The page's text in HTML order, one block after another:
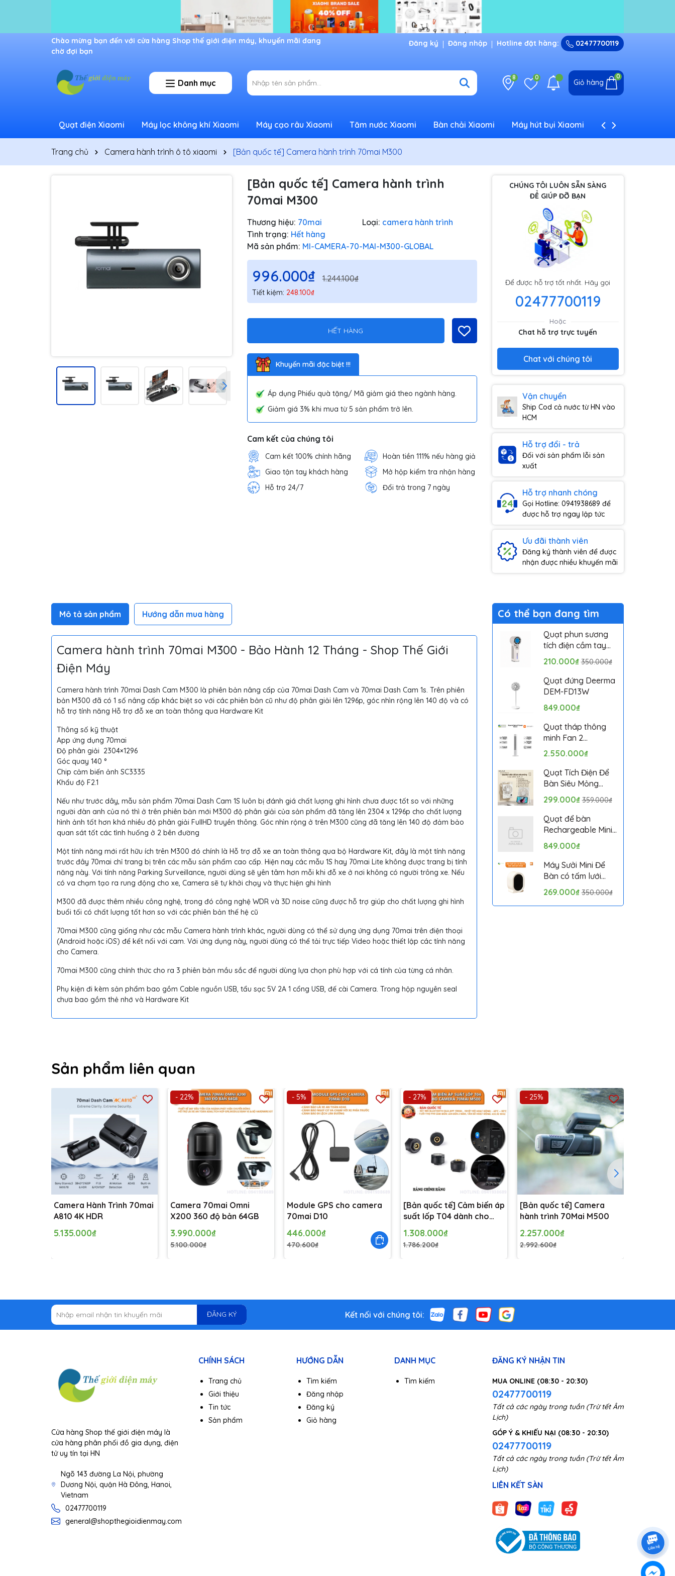
Ưu đãi lớn dành cho thành viên mới Đăng ký Đăng nhập Hotline đặt hàng: 02477700119
Danh mục
8 0
Giỏ hàng
0
Quạt điện Xiaomi Máy lọc không khí Xiaomi Máy cạo râu Xiaomi Tăm nước Xiaomi Bàn chải Xiaomi Máy hút bụi Xiaomi Máy tạo ẩm Xiaomi
Trang chủ Camera hành trình ô tô xiaomi [Bản quốc tế] Camera hành trình 70mai M300
[Bản quốc tế] Camera hành trình
70mai M300
Thương hiệu: 70mai Loại: camera hành trình
Tình trạng: Hết hàng
Mã sản phẩm: MI-CAMERA-70-MAI-M300-GLOBAL
996.000₫ 1.244.100₫
Tiết kiệm: 248.100₫
HẾT HÀNG
Khuyến mãi đặc biệt !!!
Áp dụng Phiếu quà tặng/ Mã giảm giá theo ngành hàng.
Giảm giá 3% khi mua từ 5 sản phẩm trở lên.
Cam kết của chúng tôi
Cam kết 100% chính hãng
Hoàn tiền 111% nếu hàng giả
Giao tận tay khách hàng
Mở hộp kiểm tra nhận hàng
Hỗ trợ 24/7
Đổi trả trong 7 ngày
CHÚNG TÔI LUÔN SẴN SÀNG
ĐỂ GIÚP ĐỠ BẠN
Để được hỗ trợ tốt nhất. Hãy gọi
02477700119
Hoặc
Chat hỗ trợ trực tuyến
Chat với chúng tôi
Vận chuyển
Ship Cod cả nước từ HN vào
HCM
Hỗ trợ đổi - trả
Đối với sản phẩm lỗi sản
xuất
Hỗ trợ nhanh chóng
Gọi Hotline: 0941938689 để
được hỗ trợ ngay lập tức
Ưu đãi thành viên
Đăng ký thành viên để được
nhận được nhiều khuyến mãi
Mô tả sản phẩm Hướng dẫn mua hàng
Camera hành trình 70mai M300 - Bảo Hành 12 Tháng - Shop Thế Giới
Điện Máy
Camera hành trình 70mai Dash Cam M300 là phiên bản nâng cấp của 70mai Dash Cam và 70mai Dash Cam 1s. Trên phiên
bản M300 đã có 1 số nâng cấp khác biệt so với các phiên bản cũ như độ phân giải lên 1296p, góc nhìn rộng lên 140 độ và có
hỗ trợ tính năng Hỗ trợ đỗ xe an toàn thông qua Hardware Kit
Thông số kỹ thuật
App ứng dụng 70mai
Độ phân giải 2304×1296
Góc quay 140 °
Chip cảm biến ảnh SC3335
Khẩu độ F2.1
Nếu như trước dây, mẫu sản phẩm 70mai Dash Cam 1S luôn bị đánh giá chất lượng ghi hình chưa được tốt so với những
người đàn anh của nó thì ở trên phiên bản mới M300 độ phân giải của sản phẩm đã tăng lên 2304 x 1296p cho chất lượng
hình ảnh tốt hơn khá nhiều độ phân giải FullHD truyền thông. Góc nhìn rộng ở trên M300 cũng đã tăng lên 140 độ đảm bảo
quan sát tốt các tình huống ở 2 bên đường
Một tính năng mới rất hữu ích trên M300 đó chính là Hỗ trợ đỗ xe an toàn thông qua bộ Hardware Kit, đây là một tính năng
trước đây 70mai chỉ trang bị trên các mẫu sản phẩm cao cấp. Hiện nay các mẫu 1S hay 70mai Lite không được trang bị tính
năng này. Với tính năng Parking Surveillance, người dùng sẽ yên tâm hơn mỗi khi đỗ xe ở nơi không có người trông xe. Nếu
có va chạm tạo ra rung động cho xe, Camera sẽ tự khởi chạy và thực hiện ghi hình
M300 đã được thêm nhiều công nghệ, trong đó công nghệ WDR và 3D noise cũng được hỗ trợ giúp cho chất lượng ghi hình
buổi tối có chất lượng tốt hơn so với các phiên bản thế hệ cũ
70mai M300 cũng giống như các mẫu Camera hành trình khác, người dùng có thể sử dụng ứng dụng 70mai trên điện thoại
(Android hoặc iOS) để kết nối với cam. Với ứng dụng này, người dùng có thể tải trực tiếp Video hoặc thiết lập các tính năng
cho Camera.
70mai M300 cũng chính thức cho ra 3 phiên bản mầu sắc để người dùng lựa chọn phù hợp với cá tính của từng cá nhân.
Phụ kiện đi kèm sản phẩm bao gồm Cable nguồn USB, tẩu sạc 5V 2A 1 cổng USB, đế cài Camera. Trong hộp nguyên seal
chưa bao gồm thẻ nhớ và Hardware Kit
Có thể bạn đang tìm
Quạt phun sương
tích điện cầm tay
mini có sò lạnh
Solove MLS6212B -
Bảo hành 1 tháng
210.000₫ 350.000₫
Quạt đứng Deerma
DEM-FD13W
849.000₫
Quạt tháp thông
minh Fan 2
BPTS02DMU bản
quốc tế
2.550.000₫
Quạt Tích Điện Để
Bàn Siêu Mỏng
SOLOVE KP-11 với 6
Cấp Độ Gió, Màn
Hình LCD, Tích Hợp
Giá Đỡ Điện Thoại
299.000₫ 359.000₫
Quạt để bàn
Rechargeable Mini
Fan ZMYDFS01DM
849.000₫
Máy Sưởi Mini Để
Bàn có tấm lưới
cách nhiệt an toàn,
Quạt Sưởi Ấm Mini
Hồng Ngoại Tiện Lợi
269.000₫ 350.000₫
Sản phẩm liên quan
Camera Hành Trình 70mai
A810 4K HDR
5.135.000₫
- 22%
Camera 70mai Omni
X200 360 độ bản 64GB
3.990.000₫
5.100.000₫
- 5%
Module GPS cho camera
70mai D10
446.000₫
470.600₫
- 27%
[Bản quốc tế] Cảm biến áp
suất lốp T04 dành cho
Camera 70Mai M500
1.308.000₫
1.786.200₫
- 25%
[Bản quốc tế] Camera
hành trình 70Mai M500
2.257.000₫
2.992.600₫
ĐĂNG KÝ Kết nối với chúng tôi:
Cửa hàng Shop thế giới điện máy là
cửa hàng phân phối đồ gia dụng, điện
tử uy tín tại HN
Ngõ 143 đường La Nội, phường
Dương Nội, quận Hà Đông, Hanoi,
Vietnam
02477700119
general@shopthegioidienmay.com
CHÍNH SÁCH
Trang chủ
Giới thiệu
Tin tức
Sản phẩm
HƯỚNG DẪN
Tìm kiếm
Đăng nhập
Đăng ký
Giỏ hàng
DANH MỤC
Tìm kiếm
ĐĂNG KÝ NHẬN TIN
MUA ONLINE (08:30 - 20:30)
02477700119
Tất cả các ngày trong tuần (Trừ tết Âm
Lịch)
GÓP Ý & KHIẾU NẠI (08:30 - 20:30)
02477700119
Tất cả các ngày trong tuần (Trừ tết Âm
Lịch)
LIÊN KẾT SÀN